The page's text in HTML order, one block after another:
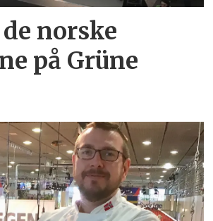
norske
på Grüne